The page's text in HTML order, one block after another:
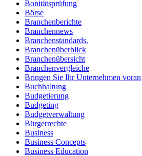
Bonitätsprüfung
Börse
Branchenberichte
Branchennews
Branchenstandards.
Branchenüberblick
Branchenübersicht
Branchenvergleiche
Bringen Sie Ihr Unternehmen voran
Buchhaltung
Budgetierung
Budgeting
Budgetverwaltung
Bürgerrechte
Business
Business Concepts
Business Education